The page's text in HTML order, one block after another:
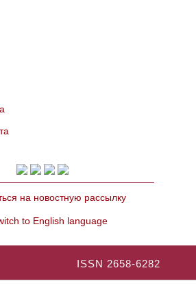
на новостную рассылку
to English language
ISSN 2658-6282